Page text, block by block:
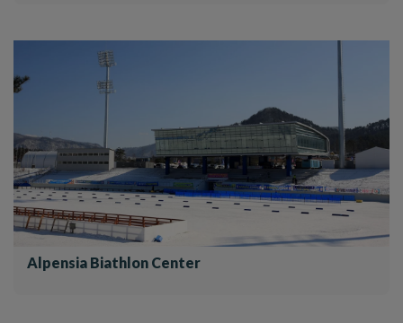
Alpensia Biathlon Center